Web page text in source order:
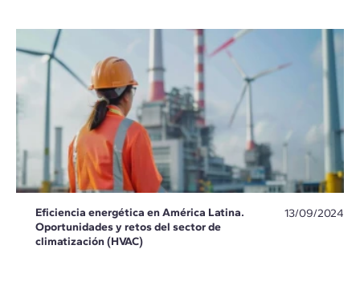
Eficiencia energética en América Latina.
Oportunidades y retos del sector de
climatización (HVAC)
13/09/2024